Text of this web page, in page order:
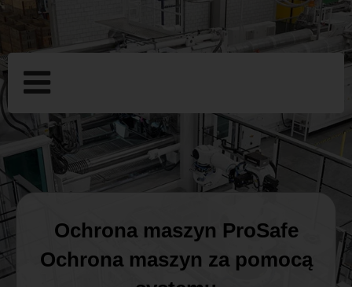
中文
TÜRKÇE
MAGYAR
NEDERLANDS
Ochrona maszyn ProSafe
Ochrona maszyn za pomocą